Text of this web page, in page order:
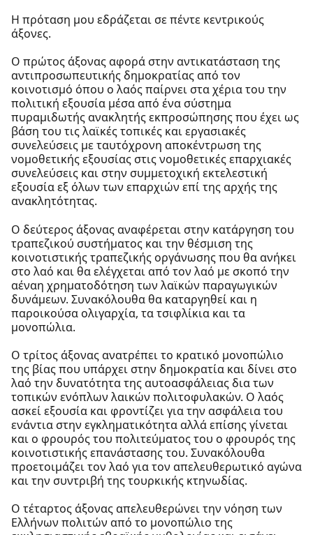
Η πρόταση μου εδράζεται σε πέντε κεντρικούς
άξονες.
Ο πρώτος άξονας αφορά στην αντικατάσταση της
αντιπροσωπευτικής δημοκρατίας από τον
κοινοτισμό όπου ο λαός παίρνει στα χέρια του την
πολιτική εξουσία μέσα από ένα σύστημα
πυραμιδωτής ανακλητής εκπροσώπησης που έχει ως
βάση του τις λαϊκές τοπικές και εργασιακές
συνελεύσεις με ταυτόχρονη αποκέντρωση της
νομοθετικής εξουσίας στις νομοθετικές επαρχιακές
συνελεύσεις και στην συμμετοχική εκτελεστική
εξουσία εξ όλων των επαρχιών επί της αρχής της
ανακλητότητας.
Ο δεύτερος άξονας αναφέρεται στην κατάργηση του
τραπεζικού συστήματος και την θέσμιση της
κοινοτιστικής τραπεζικής οργάνωσης που θα ανήκει
στο λαό και θα ελέγχεται από τον λαό με σκοπό την
αέναη χρηματοδότηση των λαϊκών παραγωγικών
δυνάμεων. Συνακόλουθα θα καταργηθεί και η
παροικούσα ολιγαρχία, τα τσιφλίκια και τα
μονοπώλια.
Ο τρίτος άξονας ανατρέπει το κρατικό μονοπώλιο
της βίας που υπάρχει στην δημοκρατία και δίνει στο
λαό την δυνατότητα της αυτοασφάλειας δια των
τοπικών ενόπλων λαικών πολιτοφυλακών. Ο λαός
ασκεί εξουσία και φροντίζει για την ασφάλεια του
ενάντια στην εγκληματικότητα αλλά επίσης γίνεται
και ο φρουρός του πολιτεύματος του ο φρουρός της
κοινοτιστικής επανάστασης του. Συνακόλουθα
προετοιμάζει τον λαό για τον απελευθερωτικό αγώνα
και την συντριβή της τουρκικής κτηνωδίας.
Ο τέταρτος άξονας απελευθερώνει την νόηση των
Ελλήνων πολιτών από το μονοπώλιο της